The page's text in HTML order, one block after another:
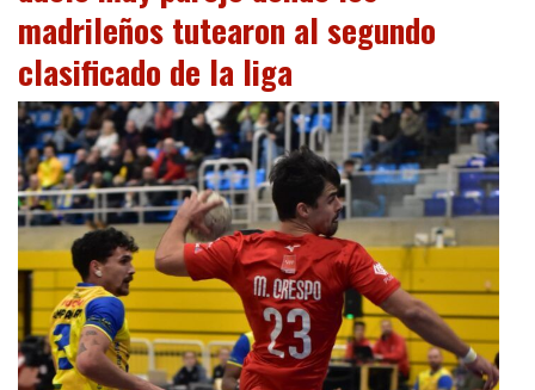
madrileños tutearon al segundo
clasificado de la liga